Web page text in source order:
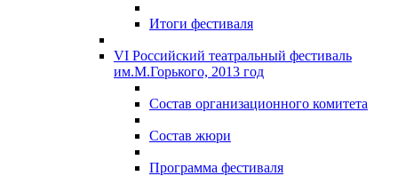
Итоги фестиваля
VI Российский театральный фестиваль
им.М.Горького, 2013 год
Состав организационного комитета
Состав жюри
Программа фестиваля